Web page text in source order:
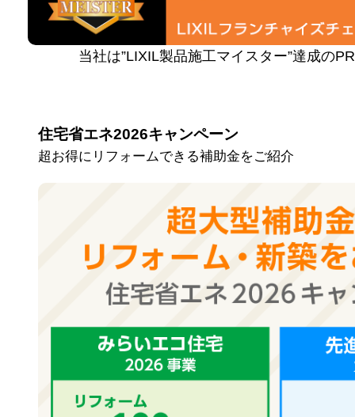
当社は”LIXIL製品施工マイスター”達成の
住宅省エネ2026キャンペーン
超お得にリフォームできる補助金をご紹介